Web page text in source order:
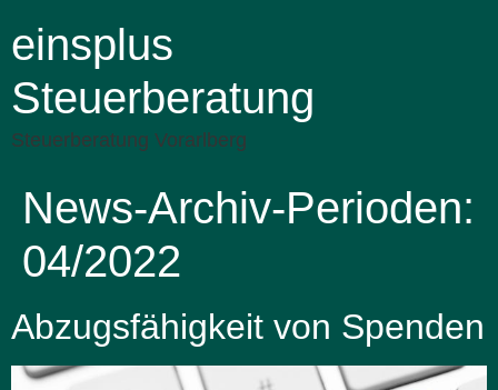
einsplus
Steuerberatung
Steuerberatung Vorarlberg
News-Archiv-Perioden:
04/2022
Abzugsfähigkeit von Spenden